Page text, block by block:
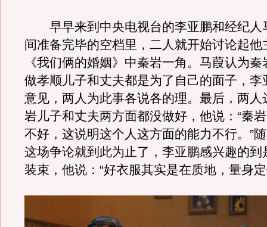
早早来到中央电视台的李亚鹏和经纪人
间准备完毕的空档里，二人就开始讨论起他
《我们俩的婚姻》中秦岩一角。马葭认为
做孝顺儿子和丈夫都是为了自己的面子，李
意见，两人为此事各说各的理。最后，两人
岩儿子和丈夫两方面都没做好，他说：“秦
不好，这说明这个人这方面的能力不行。”
这场争论就到此为止了，李亚鹏感兴趣的到
装束，他说：“好衣服其实是在质地，量身